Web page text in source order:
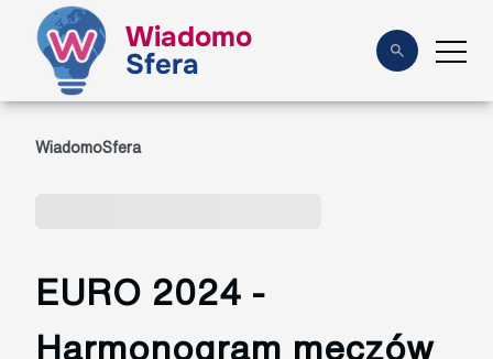
Wiadomo
Sfera
WiadomoSfera
EURO 2024 -
Harmonogram meczów